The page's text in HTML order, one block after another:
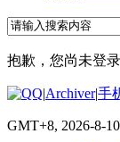
抱歉，您尚未登
|Archiver|手
GMT+8, 2026-8-